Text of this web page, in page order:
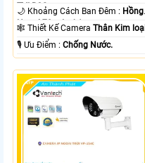
TVI BCS.
🌙 Khoảng Cách Ban Đêm : Hồng
Ngoại 70m Led Array.
🕸️ Thiết Kế CameraThân Kim
️🎙 Ưu Điểm :Chống Nước.